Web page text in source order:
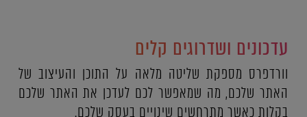
עדכונים ושדרוגים קלים
וורדפרס מספקת שליטה מלאה על התוכן והעיצוב של
האתר שלכם, מה שמאפשר לכם לעדכן את האתר שלכם
בקלות כאשר מתרחשים שינויים בעסק שלכם.